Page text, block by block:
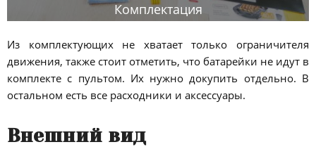
Комплектация
Из комплектующих не хватает только ограничителя
движения, также стоит отметить, что батарейки не идут в
комплекте с пультом. Их нужно докупить отдельно. В
остальном есть все расходники и аксессуары.
Внешний вид